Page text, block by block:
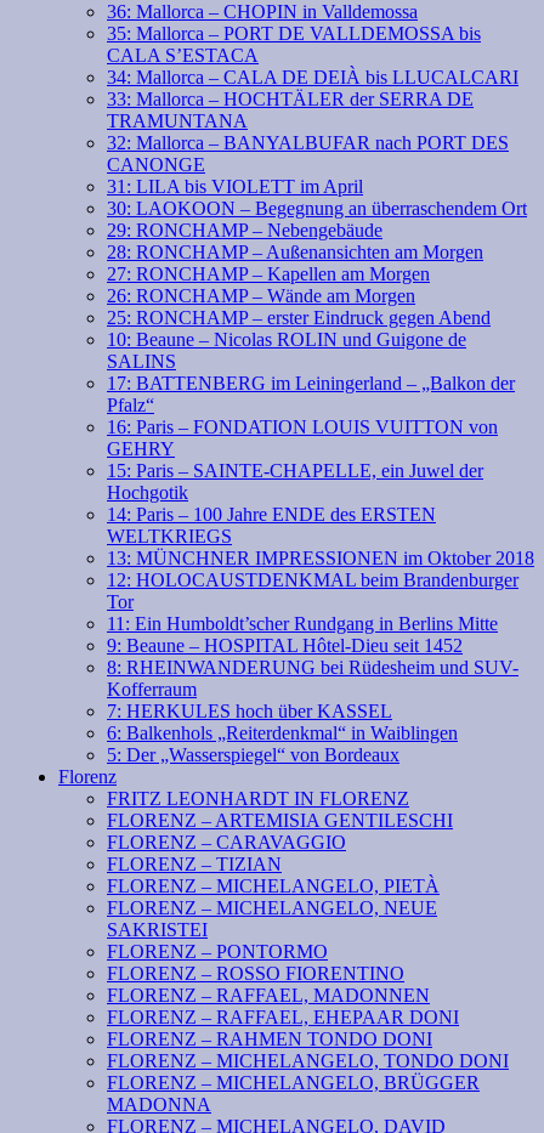
36: Mallorca – CHOPIN in Valldemossa
35: Mallorca – PORT DE VALLDEMOSSA bis
CALA S’ESTACA
34: Mallorca – CALA DE DEIÀ bis LLUCALCARI
33: Mallorca – HOCHTÄLER der SERRA DE
TRAMUNTANA
32: Mallorca – BANYALBUFAR nach PORT DES
CANONGE
31: LILA bis VIOLETT im April
30: LAOKOON – Begegnung an überraschendem Ort
29: RONCHAMP – Nebengebäude
28: RONCHAMP – Außenansichten am Morgen
27: RONCHAMP – Kapellen am Morgen
26: RONCHAMP – Wände am Morgen
25: RONCHAMP – erster Eindruck gegen Abend
10: Beaune – Nicolas ROLIN und Guigone de
SALINS
17: BATTENBERG im Leiningerland – „Balkon der
Pfalz“
16: Paris – FONDATION LOUIS VUITTON von
GEHRY
15: Paris – SAINTE-CHAPELLE, ein Juwel der
Hochgotik
14: Paris – 100 Jahre ENDE des ERSTEN
WELTKRIEGS
13: MÜNCHNER IMPRESSIONEN im Oktober 2018
12: HOLOCAUSTDENKMAL beim Brandenburger
Tor
11: Ein Humboldt’scher Rundgang in Berlins Mitte
9: Beaune – HOSPITAL Hôtel-Dieu seit 1452
8: RHEINWANDERUNG bei Rüdesheim und SUV-
Kofferraum
7: HERKULES hoch über KASSEL
6: Balkenhols „Reiterdenkmal“ in Waiblingen
5: Der „Wasserspiegel“ von Bordeaux
Florenz
FRITZ LEONHARDT IN FLORENZ
FLORENZ – ARTEMISIA GENTILESCHI
FLORENZ – CARAVAGGIO
FLORENZ – TIZIAN
FLORENZ – MICHELANGELO, PIETÀ
FLORENZ – MICHELANGELO, NEUE
SAKRISTEI
FLORENZ – PONTORMO
FLORENZ – ROSSO FIORENTINO
FLORENZ – RAFFAEL, MADONNEN
FLORENZ – RAFFAEL, EHEPAAR DONI
FLORENZ – RAHMEN TONDO DONI
FLORENZ – MICHELANGELO, TONDO DONI
FLORENZ – MICHELANGELO, BRÜGGER
MADONNA
FLORENZ – MICHELANGELO, DAVID